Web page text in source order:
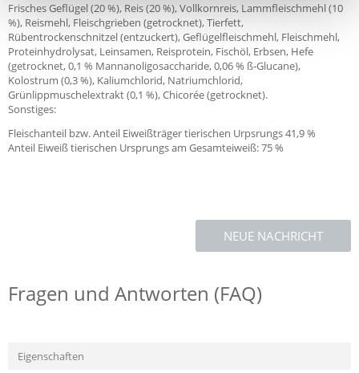
Frisches Geflügel (20 %), Reis (20 %), Vollkornreis, Lammfleischmehl (10
%), Reismehl, Fleischgrieben (getrocknet), Tierfett,
Rübentrockenschnitzel (entzuckert), Geflügelfleischmehl, Fleischmehl,
Proteinhydrolysat, Leinsamen, Reisprotein, Fischöl, Erbsen, Hefe
(getrocknet, 0,1 % Mannanoligosaccharide, 0,06 % ß-Glucane),
Kolostrum (0,3 %), Kaliumchlorid, Natriumchlorid,
Grünlippmuschelextrakt (0,1 %), Chicorée (getrocknet).
Sonstiges:
Fleischanteil bzw. Anteil Eiweißträger tierischen Urpsrungs 41,9 %
Anteil Eiweiß tierischen Ursprungs am Gesamteiweiß: 75 %
NEUE NACHRICHT
Fragen und Antworten (FAQ)
Eigenschaften